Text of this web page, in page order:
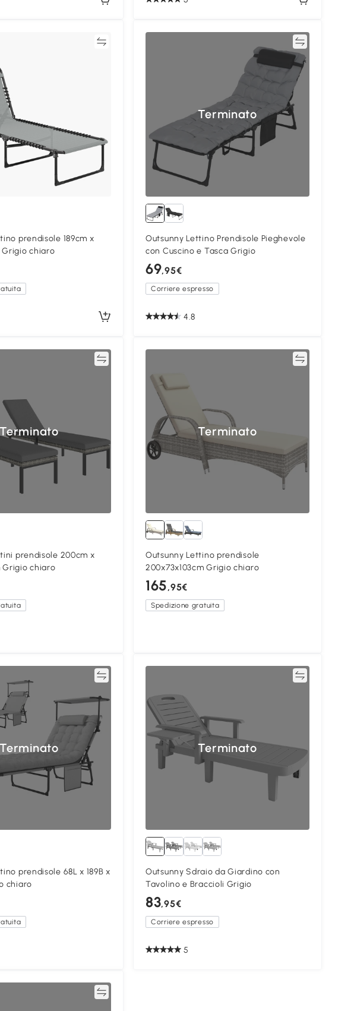
prendisole 189cm x
Grigio chiaro
Terminato
Outsunny Lettino Prendisole Pieghevole
con Cuscino e Tasca Grigio
69,95€
Corriere espresso
4.8
Terminato
prendisole 200cm x
Grigio chiaro
Terminato
Outsunny Lettino prendisole
200x73x103cm Grigio chiaro
165,95€
Spedizione gratuita
Terminato
prendisole 68L x 189B x
chiaro
Terminato
Outsunny Sdraio da Giardino con
Tavolino e Braccioli Grigio
83,95€
Corriere espresso
5